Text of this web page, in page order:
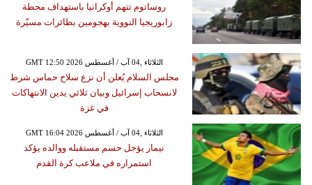
روساتوم تتهم أوكرانيا باستهداف محطة
زابوريجيا النووية بهجومين بطائرات مسيّرة
GMT 12:50 2026 الثلاثاء ,04 آب / أغسطس
مجلس السلام يُعلن أن نزع سلاح حماس شرط
لانسحاب إسرائيل وبيان ثلاثي يدين الانتهاكات
في غزة
GMT 16:04 2026 الثلاثاء ,04 آب / أغسطس
نيمار يؤجل حسم مستقبله ووالده يؤكد
استمراره في ملاعب كرة القدم